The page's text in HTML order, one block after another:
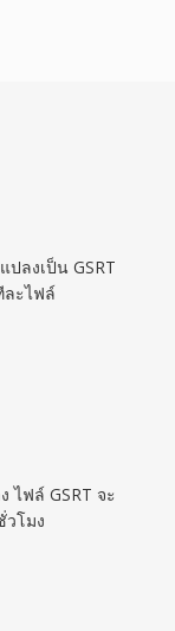
ลงเป็น GSRT
ละไฟล์
ไฟล์ GSRT จะ
วโมง